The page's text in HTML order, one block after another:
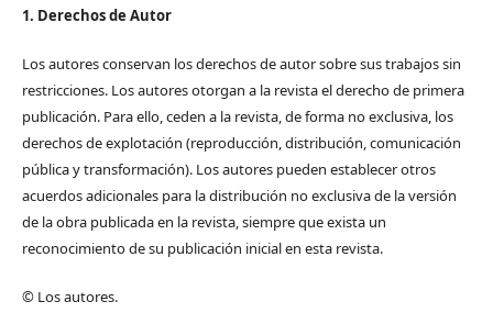
1. Derechos de Autor
Los autores conservan los derechos de autor sobre sus trabajos sin
restricciones. Los autores otorgan a la revista el derecho de primera
publicación. Para ello, ceden a la revista, de forma no exclusiva, los
derechos de explotación (reproducción, distribución, comunicación
pública y transformación). Los autores pueden establecer otros
acuerdos adicionales para la distribución no exclusiva de la versión
de la obra publicada en la revista, siempre que exista un
reconocimiento de su publicación inicial en esta revista.
© Los autores.